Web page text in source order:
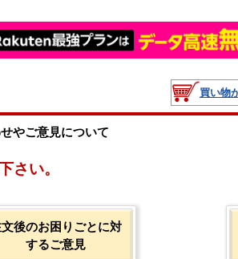
買い物
やご意見について
さい。
後のお困りごとに対
するご意見